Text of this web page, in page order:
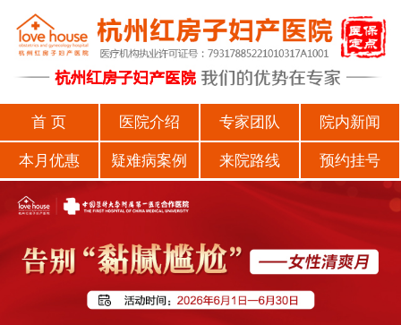
首 页 医院介绍 专家团队 院内新闻
本月优惠 疑难病案例 来院路线 预约挂号